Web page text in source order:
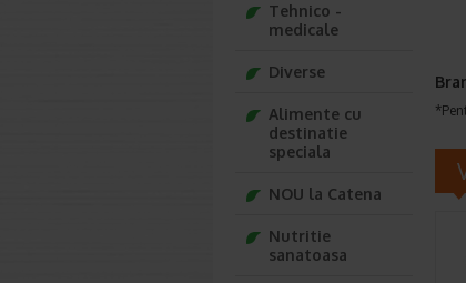
Tehnico -
medicale
Diverse
Alimente cu
destinatie
speciala
NOU la Catena
Nutritie
sanatoasa